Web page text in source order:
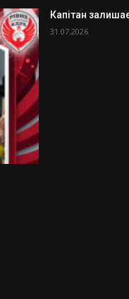
Капітан
31.07.2026